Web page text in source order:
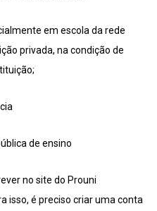
em escola da rede
privada, na condição de
de ensino
no site do Prouni
isso, é preciso criar uma conta